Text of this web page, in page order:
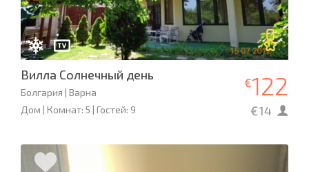
Вилла Солнечный день
Болгария | Варна
Дом | Комнат: 5 | Гостей: 9
€122
€14